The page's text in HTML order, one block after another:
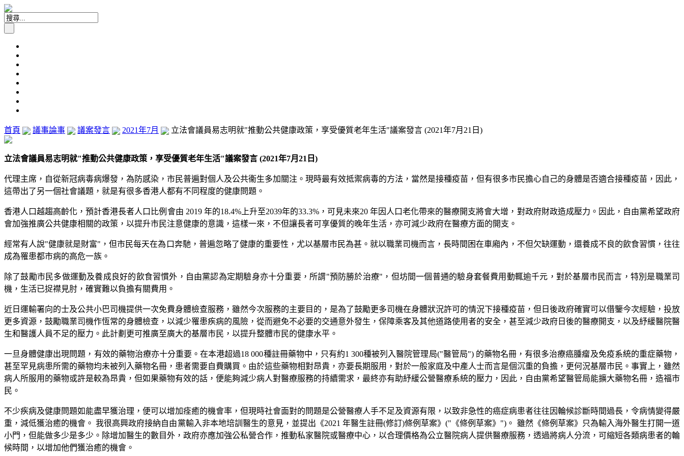
首頁 議事論事 議案發言 2021年7月 立法會議員易志明就"推動公共健康政策，享受優質老年生活"議案發言 (2021年7月21日)
立法會議員易志明就"推動公共健康政策，享受優質老年生活"議案發言 (2021年7月21日)
代理主席，自從新冠病毒病爆發，為防感染，市民普遍對個人及公共衞生多加關注。現時最有效抵禦病毒的方法，當然是接種疫苗，但有很多市民擔心自己的身體是否適合接種疫苗，因此，
這帶出了另一個社會議題，就是有很多香港人都有不同程度的健康問題。
香港人口越趨高齡化，預計香港長者人口比例會由 2019 年的18.4%上升至2039年的33.3%，可見未來20 年因人口老化帶來的醫療開支將會大增，對政府財政造成壓力。因此，自由黨希望政府
會加強推廣公共健康相關的政策，以提升市民注意健康的意識，這樣一來，不但讓長者可享優質的晚年生活，亦可減少政府在醫療方面的開支。
經常有人說"健康就是財富"，但市民每天在為口奔馳，普遍忽略了健康的重要性，尤以基層市民為甚。就以職業司機而言，長時間困在車廂內，不但欠缺運動，還養成不良的飲食習慣，往往
成為罹患都市病的高危一族。
除了鼓勵市民多做運動及養成良好的飲食習慣外，自由黨認為定期驗身亦十分重要，所謂"預防勝於治療"，但坊間一個普通的驗身套餐費用動輒逾千元，對於基層市民而言，特別是職業司
機，生活已捉襟見肘，確實難以負擔有關費用。
近日運輸署向的士及公共小巴司機提供一次免費身體檢查服務，雖然今次服務的主要目的，是為了鼓勵更多司機在身體狀況許可的情況下接種疫苗，但日後政府確實可以借鑒今次經驗，投放
更多資源，鼓勵職業司機作恆常的身體檢查，以減少罹患疾病的風險，從而避免不必要的交通意外發生，保障乘客及其他道路使用者的安全，甚至減少政府日後的醫療開支，以及紓緩醫院醫
生和醫護人員不足的壓力。此計劃更可推廣至廣大的基層市民，以提升整體市民的健康水平。
一旦身體健康出現問題，有效的藥物治療亦十分重要。在本港超過18 000種註冊藥物中，只有約1 300種被列入醫院管理局("醫管局") 的藥物名冊，有很多治療癌腫瘤及免疫系統的重症藥物，
甚至罕見病患所需的藥物均未被列入藥物名冊，患者需要自費購買。由於這些藥物相對昂貴，亦要長期服用，對於一般家庭及中產人士而言是個沉重的負擔，更何況基層市民。事實上，雖然
病人所服用的藥物或許是較為昂貴，但如果藥物有效的話，便能夠減少病人對醫療服務的持續需求，最終亦有助紓緩公營醫療系統的壓力，因此，自由黨希望醫管局能擴大藥物名冊，造福市
民。
不少疾病及健康問題如能盡早獲治理，便可以增加痊癒的機會率，但現時社會面對的問題是公營醫療人手不足及資源有限，以致非急性的癌症病患者往往因輪候診斷時間過長，令病情變得嚴
重，減低獲治癒的機會。 我很高興政府接納自由黨輸入非本地培訓醫生的意見，並提出《2021 年醫生註冊(修訂)條例草案》("《條例草案》")。 雖然《條例草案》只為輸入海外醫生打開一道
小門，但能做多少是多少。除增加醫生的數目外，政府亦應加強公私營合作，推動私家醫院或醫療中心，以合理價格為公立醫院病人提供醫療服務，透過將病人分流，可縮短各類病患者的輪
候時間，以增加他們獲治癒的機會。